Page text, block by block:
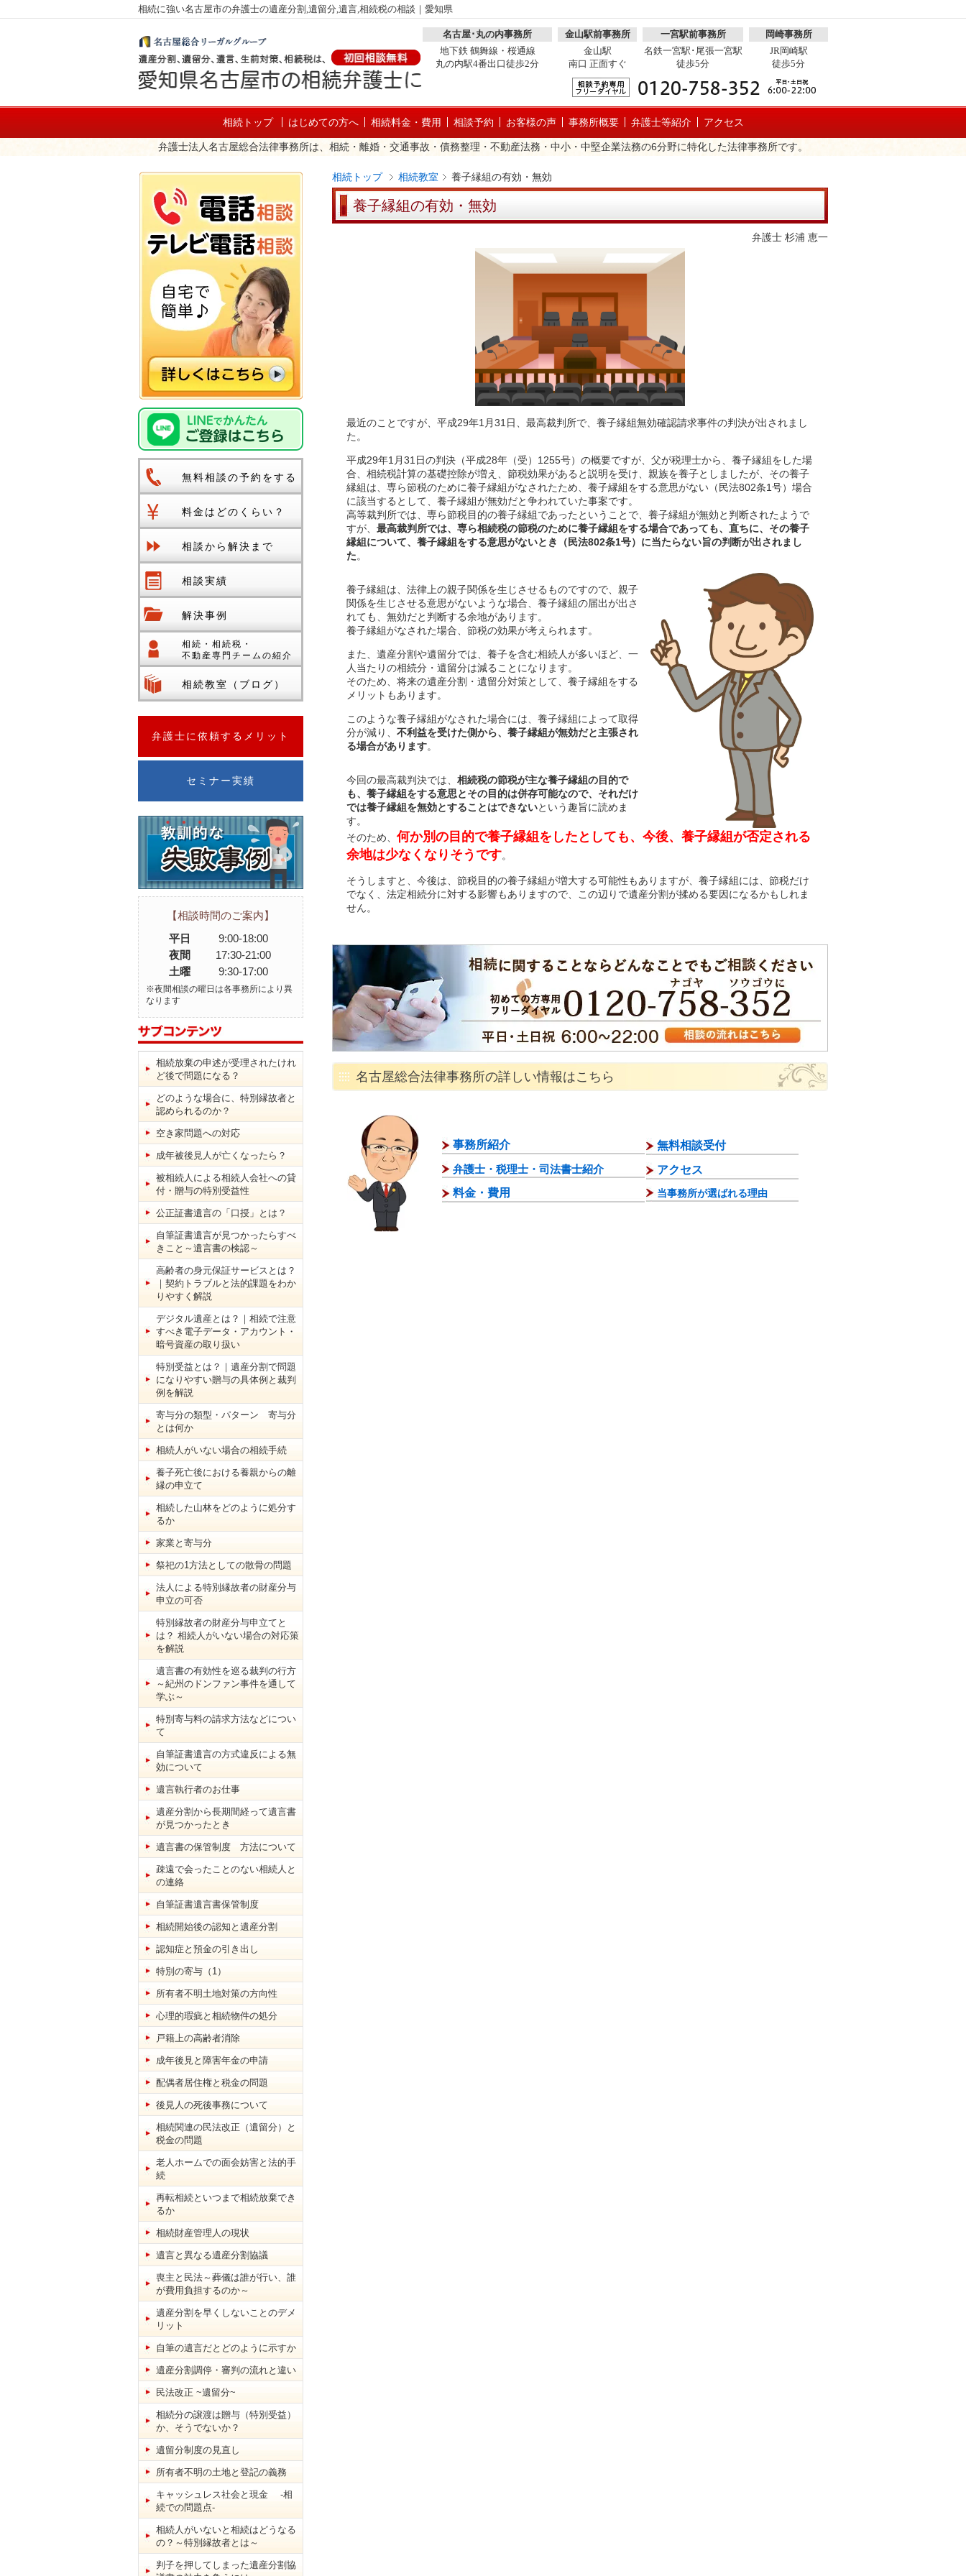
相続に強い名古屋市の弁護士の遺産分割,遺留分,遺言,相続税の相談｜愛知県
名古屋･丸の内事務所
地下鉄 鶴舞線・桜通線
丸の内駅4番出口徒歩2分
金山駅前事務所
金山駅
南口 正面すぐ
一宮駅前事務所
名鉄一宮駅･尾張一宮駅
徒歩5分
岡崎事務所
JR岡崎駅
徒歩5分
相続トップ はじめての方へ 相続料金・費用 相談予約 お客様の声 事務所概要 弁護士等紹介 アクセス
弁護士法人名古屋総合法律事務所は、相続・離婚・交通事故・債務整理・不動産法務・中小・中堅企業法務の6分野に特化した法律事務所です。
相続トップ 相続教室 養子縁組の有効・無効
養子縁組の有効・無効
弁護士 杉浦 恵一
最近のことですが、平成29年1月31日、最高裁判所で、養子縁組無効確認請求事件の判決が出されまし
た。
平成29年1月31日の判決（平成28年（受）1255号）の概要ですが、父が税理士から、養子縁組をした場
合、相続税計算の基礎控除が増え、節税効果があると説明を受け、親族を養子としましたが、その養子
縁組は、専ら節税のために養子縁組がなされたため、養子縁組をする意思がない（民法802条1号）場合
に該当するとして、養子縁組が無効だと争われていた事案です。
高等裁判所では、専ら節税目的の養子縁組であったということで、養子縁組が無効と判断されたようで
すが、 最高裁判所では、専ら相続税の節税のために養子縁組をする場合であっても、直ちに、その養子
縁組について、養子縁組をする意思がないとき（民法802条1号）に当たらない旨の判断が出されまし
た。
養子縁組は、法律上の親子関係を生じさせるものですので、親子
関係を生じさせる意思がないような場合、養子縁組の届出が出さ
れても、無効だと判断する余地があります。
養子縁組がなされた場合、節税の効果が考えられます。
また、遺産分割や遺留分では、養子を含む相続人が多いほど、一
人当たりの相続分・遺留分は減ることになります。
そのため、将来の遺産分割・遺留分対策として、養子縁組をする
メリットもあります。
このような養子縁組がなされた場合には、養子縁組によって取得
分が減り、 不利益を受けた側から、養子縁組が無効だと主張され
る場合があります。
今回の最高裁判決では、 相続税の節税が主な養子縁組の目的で
も、養子縁組をする意思とその目的は併存可能なので、それだけ
では養子縁組を無効とすることはできないという趣旨に読めま
す。
そのため、 何か別の目的で養子縁組をしたとしても、今後、養子縁組が否定される
余地は少なくなりそうです。
そうしますと、今後は、節税目的の養子縁組が増大する可能性もありますが、養子縁組には、節税だけ
でなく、法定相続分に対する影響もありますので、この辺りで遺産分割が揉める要因になるかもしれま
せん。
名古屋総合法律事務所の詳しい情報はこちら
事務所紹介
弁護士・税理士・司法書士紹介
料金・費用
無料相談受付
アクセス
当事務所が選ばれる理由
無料相談の予約をする
料金はどのくらい？
相談から解決まで
相談実績
解決事例
相続・相続税・
不動産専門チームの紹介
相続教室（ブログ）
弁護士に依頼するメリット
セミナー実績
【相談時間のご案内】
平日
9:00-18:00
夜間
17:30-21:00
土曜
9:30-17:00
※夜間相談の曜日は各事務所により異
なります
相続放棄の申述が受理されたけれ
ど後で問題になる？
どのような場合に、特別縁故者と
認められるのか？
空き家問題への対応
成年被後見人が亡くなったら？
被相続人による相続人会社への貸
付・贈与の特別受益性
公正証書遺言の「口授」とは？
自筆証書遺言が見つかったらすべ
きこと～遺言書の検認～
高齢者の身元保証サービスとは？
｜契約トラブルと法的課題をわか
りやすく解説
デジタル遺産とは？｜相続で注意
すべき電子データ・アカウント・
暗号資産の取り扱い
特別受益とは？｜遺産分割で問題
になりやすい贈与の具体例と裁判
例を解説
寄与分の類型・パターン 寄与分
とは何か
相続人がいない場合の相続手続
養子死亡後における養親からの離
縁の申立て
相続した山林をどのように処分す
るか
家業と寄与分
祭祀の1方法としての散骨の問題
法人による特別縁故者の財産分与
申立の可否
特別縁故者の財産分与申立てと
は？ 相続人がいない場合の対応策
を解説
遺言書の有効性を巡る裁判の行方
～紀州のドンファン事件を通して
学ぶ～
特別寄与料の請求方法などについ
て
自筆証書遺言の方式違反による無
効について
遺言執行者のお仕事
遺産分割から長期間経って遺言書
が見つかったとき
遺言書の保管制度 方法について
疎遠で会ったことのない相続人と
の連絡
自筆証書遺言書保管制度
相続開始後の認知と遺産分割
認知症と預金の引き出し
特別の寄与（1）
所有者不明土地対策の方向性
心理的瑕疵と相続物件の処分
戸籍上の高齢者消除
成年後見と障害年金の申請
配偶者居住権と税金の問題
後見人の死後事務について
相続関連の民法改正（遺留分）と
税金の問題
老人ホームでの面会妨害と法的手
続
再転相続といつまで相続放棄でき
るか
相続財産管理人の現状
遺言と異なる遺産分割協議
喪主と民法～葬儀は誰が行い、誰
が費用負担するのか～
遺産分割を早くしないことのデメ
リット
自筆の遺言だとどのように示すか
遺産分割調停・審判の流れと違い
民法改正 ~遺留分~
相続分の譲渡は贈与（特別受益）
か、そうでないか？
遺留分制度の見直し
所有者不明の土地と登記の義務
キャッシュレス社会と現金 -相
続での問題点-
相続人がいないと相続はどうなる
の？～特別縁故者とは～
判子を押してしまった遺産分割協